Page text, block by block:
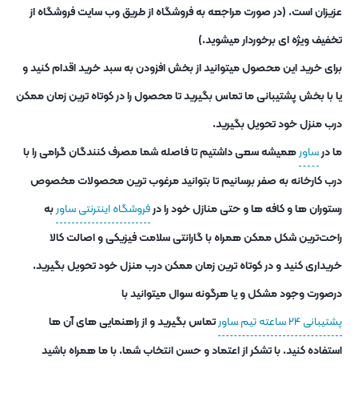
عزیزان است. (در صورت مراجعه به فروشگاه از طریق وب سایت فروشگاه از
تخفیف ویژه ای برخوردار میشوید.)
برای خرید این محصول میتوانید از بخش افزودن به سبد خرید اقدام کنید و
یا با بخش پشتیبانی ما تماس بگیرید تا محصول را در کوتاه ترین زمان ممکن
درب منزل خود تحویل بگیرید.
ما درساورهمیشه سعی داشتیم تا فاصله شما مصرف کنندگان گرامی را با
درب کارخانه به صفر برسانیم تا بتوانید مرغوب ترین محصولات مخصوص
رستوران ها و کافه ها و حتی منازل خود را درفروشگاه اینترنتی ساوربه
راحت‌ترین شکل ممکن همراه با گارانتی سلامت فیزیکی و اصالت کالا
خریداری کنید و در کوتاه ترین زمان ممکن درب منزل خود تحویل بگیرید.
درصورت وجود مشکل و یا هرگونه سوال میتوانید با
پشتیبانی ۲۴ ساعته تیم ساور
تماس بگیرید و از راهنمایی های آن ها
استفاده کنید. با تشکر از اعتماد و حسن انتخاب شما. با ما همراه باشید